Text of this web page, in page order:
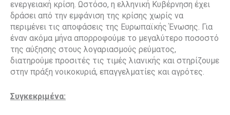
ενεργειακή κρίση. Ωστόσο, η ελληνική Κυβέρνηση έχει
δράσει από την εμφάνιση της κρίσης χωρίς να
περιμένει τις αποφάσεις της Ευρωπαϊκής Ένωσης. Για
έναν ακόμα μήνα απορροφούμε το μεγαλύτερο ποσοστό
της αύξησης στους λογαριασμούς ρεύματος,
διατηρούμε προσιτές τις τιμές λιανικής και στηρίζουμε
στην πράξη νοικοκυριά, επαγγελματίες και αγρότες.
Συγκεκριμένα: